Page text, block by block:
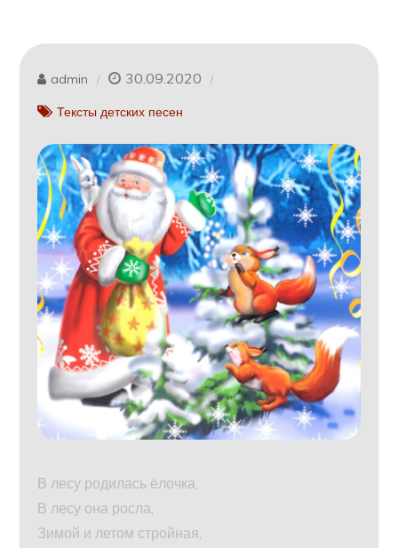
admin 30.09.2020
Тексты детских песен
В лесу родилась ёлочка,
В лесу она росла,
Зимой и летом стройная,